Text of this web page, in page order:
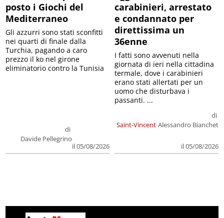
posto i Giochi del
Mediterraneo
di
Davide Pellegrino
il 05/08/2026
Gli azzurri sono stati sconfitti
nei quarti di finale dalla
Turchia, pagando a caro
prezzo il ko nel girone
eliminatorio contro la Tunisia
carabinieri, arrestato
e condannato per
direttissima un
36enne
Saint-Vincent
di
Alessandro Bianchet
il 05/08/2026
I fatti sono avvenuti nella
giornata di ieri nella cittadina
termale, dove i carabinieri
erano stati allertati per un
uomo che disturbava i
passanti. ...